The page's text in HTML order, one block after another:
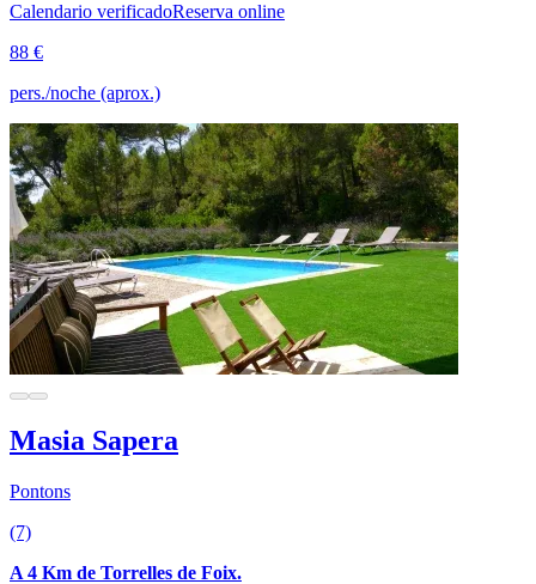
Calendario verificadoReserva online
88 €
pers./noche (aprox.)
Masia Sapera
Pontons
(7)
A 4 Km de Torrelles de Foix.